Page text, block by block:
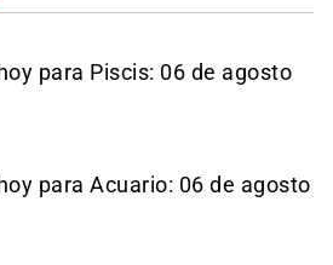
para Piscis: 06 de agosto
para Acuario: 06 de agosto